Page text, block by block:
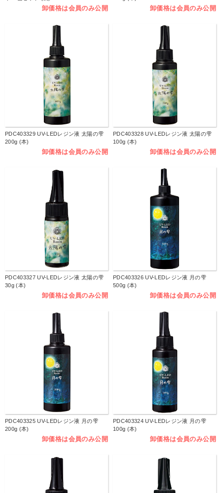
卸価格は会員のみ公開 卸価格は会員のみ公開
PDC403329 UV-LEDレジン液 太陽の雫
200g (本)
卸価格は会員のみ公開
PDC403328 UV-LEDレジン液 太陽の雫
100g (本)
卸価格は会員のみ公開
PDC403327 UV-LEDレジン液 太陽の雫
30g (本)
卸価格は会員のみ公開
PDC403326 UV-LEDレジン液 月の雫
500g (本)
卸価格は会員のみ公開
PDC403325 UV-LEDレジン液 月の雫
200g (本)
卸価格は会員のみ公開
PDC403324 UV-LEDレジン液 月の雫
100g (本)
卸価格は会員のみ公開